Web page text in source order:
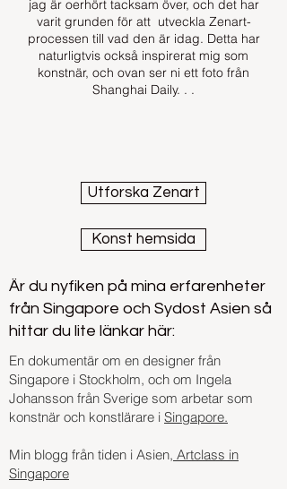
jag är oerhört tacksam över, och det har
varit grunden för att utveckla Zenart-
processen till vad den är idag. Detta har
naturligtvis också inspirerat mig som
konstnär, och ovan ser ni ett foto från
Shanghai Daily. . .
Utforska Zenart
Konst hemsida
Är du nyfiken på mina erfarenheter
från Singapore och Sydost Asien så
hittar du lite länkar här:
En dokumentär om en designer från
Singapore i Stockholm, och om Ingela
Johansson från Sverige som arbetar som
konstnär och konstlärare i Singapore.
Min blogg från tiden i Asien, Artclass in
Singapore